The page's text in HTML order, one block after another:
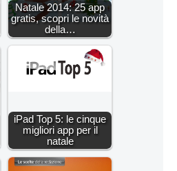
Natale 2014: 25 app
gratis, scopri le novità
della…
iPad Top 5: le cinque
migliori app per il
natale